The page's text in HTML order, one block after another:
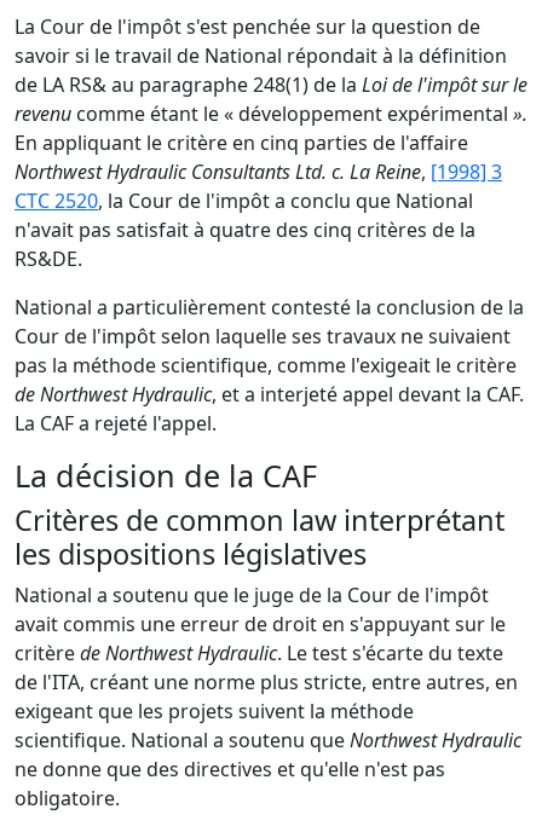
La Cour de l'impôt s'est penchée sur la question de
savoir si le travail de National répondait à la définition
de LA RS& au paragraphe 248(1) de la Loi de l'impôt sur le
revenu comme étant le « développement expérimental ».
En appliquant le critère en cinq parties de l'affaire
Northwest Hydraulic Consultants Ltd. c. La Reine, [1998] 3
CTC 2520, la Cour de l'impôt a conclu que National
n'avait pas satisfait à quatre des cinq critères de la
RS&DE.
National a particulièrement contesté la conclusion de la
Cour de l'impôt selon laquelle ses travaux ne suivaient
pas la méthode scientifique, comme l'exigeait le critère
de Northwest Hydraulic, et a interjeté appel devant la CAF.
La CAF a rejeté l'appel.
La décision de la CAF
Critères de common law interprétant
les dispositions législatives
National a soutenu que le juge de la Cour de l'impôt
avait commis une erreur de droit en s'appuyant sur le
critèrede Northwest Hydraulic. Le test s'écarte du texte
de l'ITA, créant une norme plus stricte, entre autres, en
exigeant que les projets suivent la méthode
scientifique. National a soutenu queNorthwest Hydraulic
ne donne que des directives et qu'elle n'est pas
obligatoire.